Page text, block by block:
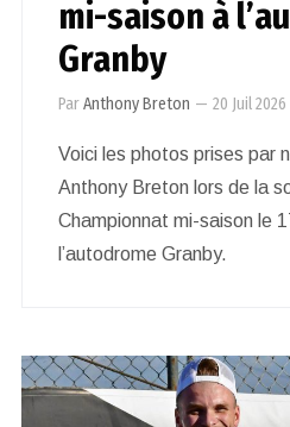
mi-saison à
Granby
ParAnthony Breton — 20 Juil 2026
Voici les photos prises par
Anthony Breton lors de la
Championnat mi-saison le
l’autodrome Granby.